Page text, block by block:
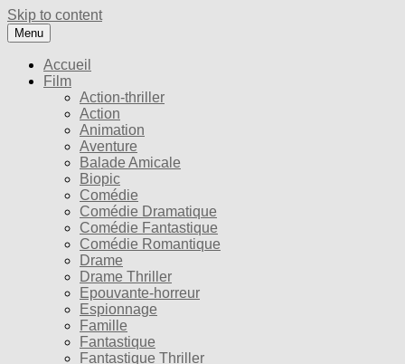
Skip to content
Menu
Accueil
Film
Action-thriller
Action
Animation
Aventure
Balade Amicale
Biopic
Comédie
Comédie Dramatique
Comédie Fantastique
Comédie Romantique
Drame
Drame Thriller
Epouvante-horreur
Espionnage
Famille
Fantastique
Fantastique Thriller